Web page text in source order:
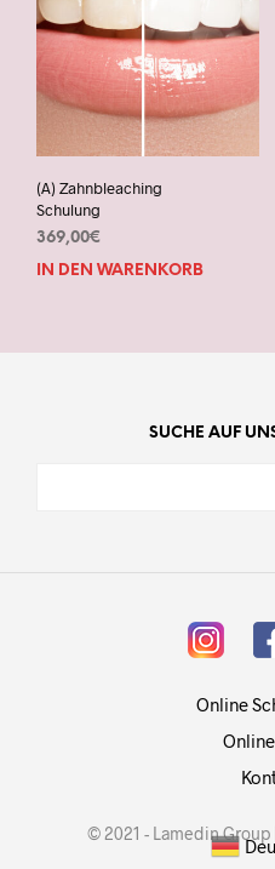
(A) Zahnbleaching
Schulung
369,00€
IN DEN WARENKORB
SUCHE AUF
Online
© 2021 - Lamedin